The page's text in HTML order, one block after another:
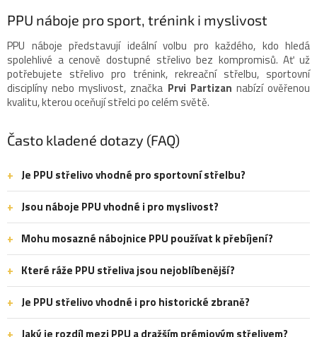
PPU náboje pro sport, trénink i myslivost
PPU náboje představují ideální volbu pro každého, kdo hledá
spolehlivé a cenově dostupné střelivo bez kompromisů. Ať už
potřebujete střelivo pro trénink, rekreační střelbu, sportovní
disciplíny nebo myslivost, značka Prvi Partizan nabízí ověřenou
kvalitu, kterou oceňují střelci po celém světě.
Často kladené dotazy (FAQ)
Je PPU střelivo vhodné pro sportovní střelbu?
Jsou náboje PPU vhodné i pro myslivost?
Mohu mosazné nábojnice PPU používat k přebíjení?
Které ráže PPU střeliva jsou nejoblíbenější?
Je PPU střelivo vhodné i pro historické zbraně?